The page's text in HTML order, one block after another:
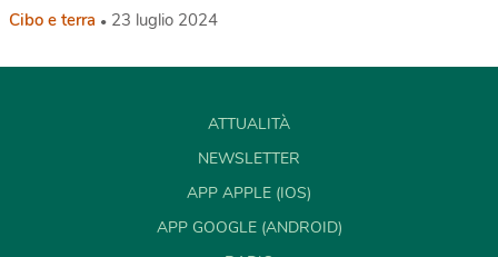
Cibo e terra 23 luglio 2024
ATTUALITÀ
NEWSLETTER
APP APPLE (IOS)
APP GOOGLE (ANDROID)